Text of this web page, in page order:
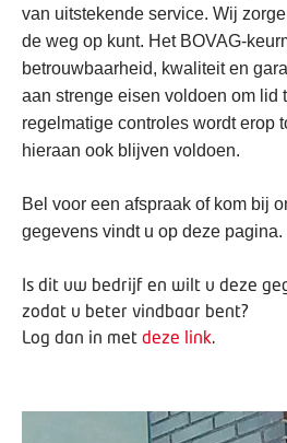
van uitstekende service. Wij
de weg op kunt. Het BOVAG-
betrouwbaarheid, kwaliteit en
aan strenge eisen voldoen om lid
regelmatige controles wordt erop
hieraan ook blijven voldoen.
Bel voor een afspraak of kom bij
gegevens vindt u op deze pagina.
Is dit uw bedrijf en wilt u deze
zodat u beter vindbaar bent?
Log dan in met deze link.